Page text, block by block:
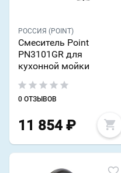
РОССИЯ (POINT)
Смеситель Point
PN3101GR для
кухонной мойки
0 ОТЗЫВОВ
11 854 ₽